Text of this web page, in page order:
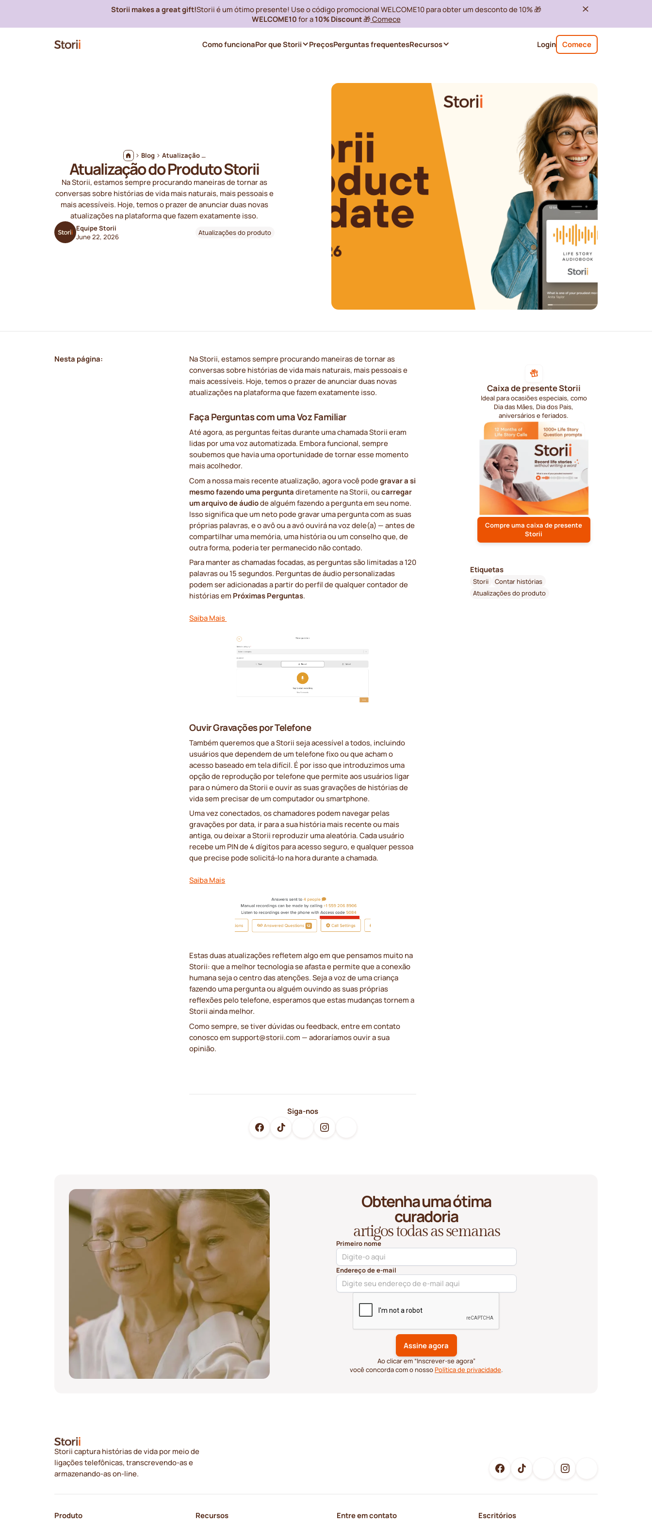
Storii makes a great gift!Storii é um ótimo presente! Use o código promocional WELCOME10 para obter um desconto de 10% 🎁
WELCOME10 for a10% Discount🎁 Comece
Login Comece
Como funcionaPor que Storii PreçosPerguntas frequentesRecursos
Blog Atualização do Produto Storii
Atualização do Produto Storii
Na Storii, estamos sempre procurando maneiras de tornar as
conversas sobre histórias de vida mais naturais, mais pessoais e
mais acessíveis. Hoje, temos o prazer de anunciar duas novas
atualizações na plataforma que fazem exatamente isso.
Equipe Storii
June 22, 2026
Atualizações do produto
Nesta página:
Na Storii, estamos sempre procurando maneiras de tornar as
conversas sobre histórias de vida mais naturais, mais pessoais e
mais acessíveis. Hoje, temos o prazer de anunciar duas novas
atualizações na plataforma que fazem exatamente isso.
Faça Perguntas com uma Voz Familiar
Até agora, as perguntas feitas durante uma chamada Storii eram
lidas por uma voz automatizada. Embora funcional, sempre
soubemos que havia uma oportunidade de tornar esse momento
mais acolhedor.
Com a nossa mais recente atualização, agora você podegravar a si
mesmo fazendo uma pergunta diretamente na Storii, oucarregar
um arquivo de áudiode alguém fazendo a pergunta em seu nome.
Isso significa que um neto pode gravar uma pergunta com as suas
próprias palavras, e o avô ou a avó ouvirá na voz dele(a) — antes de
compartilhar uma memória, uma história ou um conselho que, de
outra forma, poderia ter permanecido não contado.
Para manter as chamadas focadas, as perguntas são limitadas a 120
palavras ou 15 segundos. Perguntas de áudio personalizadas
podem ser adicionadas a partir do perfil de qualquer contador de
histórias em Próximas Perguntas.
Saiba Mais
Ouvir Gravações por Telefone
Também queremos que a Storii seja acessível a todos, incluindo
usuários que dependem de um telefone fixo ou que acham o
acesso baseado em tela difícil. É por isso que introduzimos uma
opção de reprodução por telefone que permite aos usuários ligar
para o número da Storii e ouvir as suas gravações de histórias de
vida sem precisar de um computador ou smartphone.
Uma vez conectados, os chamadores podem navegar pelas
gravações por data, ir para a sua história mais recente ou mais
antiga, ou deixar a Storii reproduzir uma aleatória. Cada usuário
recebe um PIN de 4 dígitos para acesso seguro, e qualquer pessoa
que precise pode solicitá-lo na hora durante a chamada.
Saiba Mais
Estas duas atualizações refletem algo em que pensamos muito na
Storii: que a melhor tecnologia se afasta e permite que a conexão
humana seja o centro das atenções. Seja a voz de uma criança
fazendo uma pergunta ou alguém ouvindo as suas próprias
reflexões pelo telefone, esperamos que estas mudanças tornem a
Storii ainda melhor.
Como sempre, se tiver dúvidas ou feedback, entre em contato
conosco em support@storii.com — adoraríamos ouvir a sua
opinião.
Siga-nos
Caixa de presente Storii
Ideal para ocasiões especiais, como
Dia das Mães, Dia dos Pais,
aniversários e feriados.
Compre uma caixa de presente
Storii
Etiquetas
Storii
Contar histórias
Atualizações do produto
Obtenha uma ótima
curadoria
artigos todas as semanas
Primeiro nome
Endereço de e-mail
Ao clicar em “Inscrever-se agora”
você concorda com o nosso Política de privacidade.
Storii captura histórias de vida por meio de
ligações telefônicas, transcrevendo-as e
armazenando-as on-line.
Produto Recursos Entre em contato Escritórios